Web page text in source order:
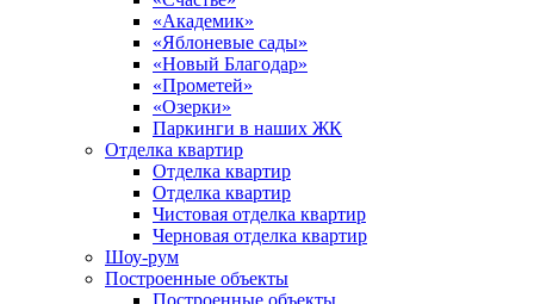
«Академик»
«Яблоневые сады»
«Новый Благодар»
«Прометей»
«Озерки»
Паркинги в наших ЖК
Отделка квартир
Отделка квартир
Отделка квартир
Чистовая отделка квартир
Черновая отделка квартир
Шоу-рум
Построенные объекты
Построенные объекты